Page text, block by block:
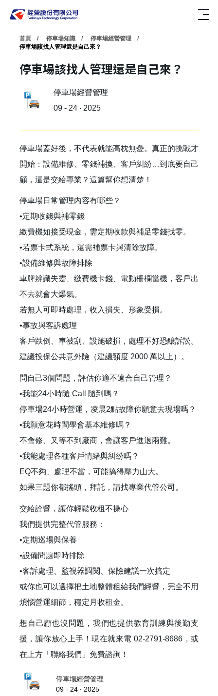
首頁 停車場知識
停車場經營管理
停車場該找人管理還是自己來？
停車場經營管理
09 - 24 ‧ 2025
停車場該找人管理還是自己來？
停車場經營管理
09 - 24 ‧ 2025
停車場蓋好後，不代表就能高枕無憂。真正的挑戰才
開始：設備維修、零錢補換、客戶糾紛…到底要自己
顧，還是交給專業？這篇幫你想清楚！
停車場日常管理內容有哪些？
•定期收錢與補零錢
繳費機如接受現金，需定期收款與補足零錢找零。
•若票卡式系統，還需補票卡與清除故障。
•設備維修與故障排除
車牌辨識失靈、繳費機卡錢、電動柵欄當機，客戶出
不去就會大爆氣。
若無人可即時處理，收入損失、形象受損。
•事故與客訴處理
客戶跌倒、車被刮、設施破損，處理不好恐釀訴訟。
建議投保公共意外險（建議額度 2000 萬以上）。
問自己3個問題，評估你適不適合自己管理？
•我能24小時隨 Call 隨到嗎？
停車場24小時營運，凌晨2點故障你願意去現場嗎？
•我願意花時間學會基本維修嗎？
不會修、又等不到廠商，會讓客戶進退兩難。
•我能處理各種客戶情緒與糾紛嗎？
EQ不夠、處理不當，可能搞得壓力山大。
如果三題你都搖頭，拜託，請找專業代管公司。
交給詮營，讓你輕鬆收租不操心
我們提供完整代管服務：
•定期巡場與保養
•設備問題即時排除
•客訴處理、監視器調閱、保險建議一次搞定
或你也可以選擇把土地整體租給我們經營，完全不用
煩惱營運細節，穩定月收租金。
想自己顧也沒問題，我們也提供教育訓練與後勤支
援，讓你放心上手！現在就來電 02-2791-8686，或
在上方「聯絡我們」免費諮詢！